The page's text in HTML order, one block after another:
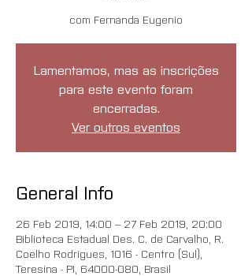
com Fernanda Eugenio
Lamentamos, mas as inscrições
para este evento foram
encerradas.
Ver outros eventos
General Info
26 Feb 2019, 14:00 – 27 Feb 2019, 20:00
Biblioteca Estadual Des. C. de Carvalho, R.
Coelho Rodrigues, 1016 - Centro (Sul),
Teresina - PI, 64000-080, Brasil